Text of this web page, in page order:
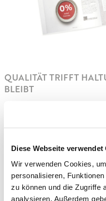
Diese Webseite verwendet
Wir verwenden Cookies,
personalisieren,
zu können und die Zugriffe
analysieren. Außerdem
QUALITÄT TRIFFT
BLEIBT
Die Verbindung von
konsequente Haltung zu
Nachhaltigkeit. Sie senden
Ihre Zielgruppen: Wer mit
Transparenz,
zählen. Dieses Vertrauen